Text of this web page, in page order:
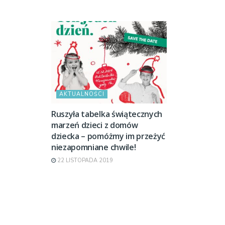
AKTUALNOŚCI
Ruszyła tabelka świątecznych
marzeń dzieci z domów
dziecka – pomóżmy im przeżyć
niezapomniane chwile!
22 LISTOPADA 2019